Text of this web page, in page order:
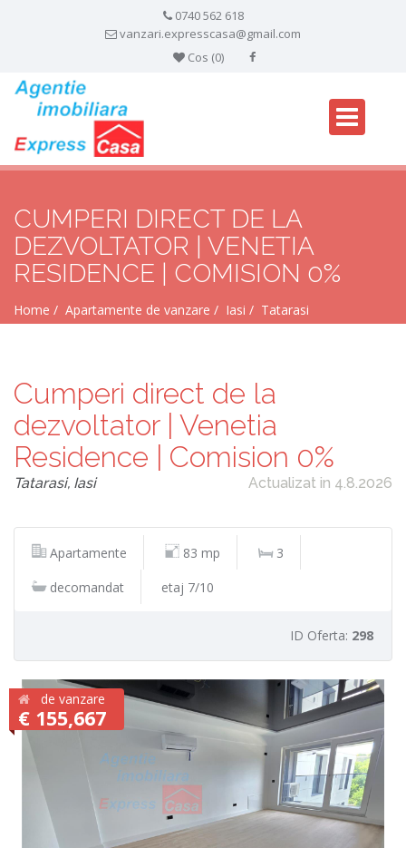
0740 562 618
vanzari.expresscasa@gmail.com
Cos (0)
CUMPERI DIRECT DE LA
DEZVOLTATOR | VENETIA
RESIDENCE | COMISION 0%
Home Apartamente de vanzare Iasi Tatarasi
Cumperi direct de la
dezvoltator | Venetia
Residence | Comision 0%
Actualizat in 4.8.2026
Tatarasi, Iasi
Apartamente 83 mp
3
decomandat
etaj 7/10
ID Oferta: 298
de vanzare
€ 155,667